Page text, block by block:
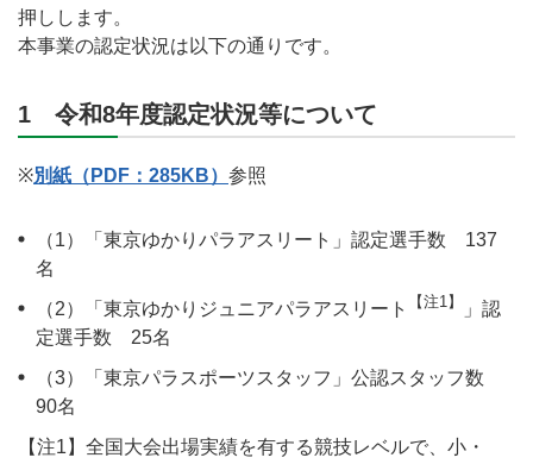
押しします。
本事業の認定状況は以下の通りです。
1 令和8年度認定状況等について
※別紙（PDF：285KB） 参照
（1）「東京ゆかりパラアスリート」認定選手数 137
名
（2）「東京ゆかりジュニアパラアスリート
【注1】
」認
定選手数 25名
（3）「東京パラスポーツスタッフ」公認スタッフ数
90名
【注1】全国大会出場実績を有する競技レベルで、小・